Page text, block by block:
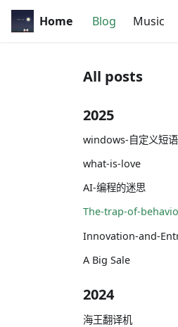
Home Blog Music
All posts
2025
windows-自定义短
what-is-love
AI-编程的迷思
The-trap-of-
Innovation-and-
A Big Sale
2024
海王翻译机